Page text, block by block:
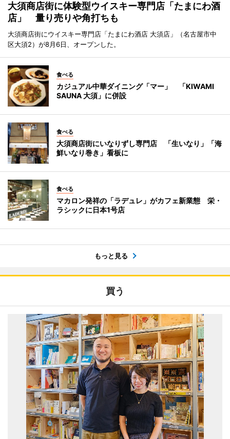
大須商店街に体験型ウイスキー専門店「たまにわ酒
店」 量り売りや角打ちも
大須商店街にウイスキー専門店「たまにわ酒店 大須店」（名古屋市中
区大須2）が8月6日、オープンした。
食べる
カジュアル中華ダイニング「マー」 「KIWAMI
SAUNA 大須」に併設
食べる
大須商店街にいなりずし専門店 「生いなり」「海
鮮いなり巻き」看板に
食べる
マカロン発祥の「ラデュレ」がカフェ新業態 栄・
ラシックに日本1号店
もっと見る
買う